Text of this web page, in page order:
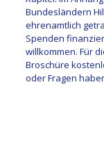
Bundesländern
ehrenamtlich
Spenden
willkommen. Für
Broschüre
oder Fragen